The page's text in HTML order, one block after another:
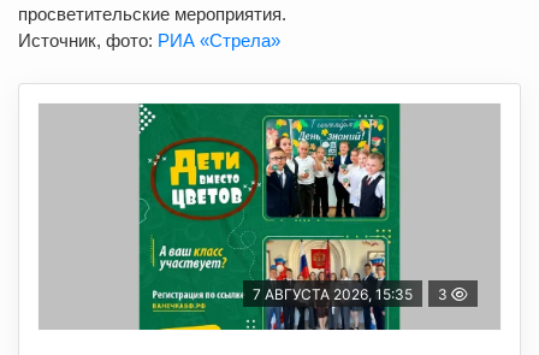
просветительские мероприятия.
Источник, фото: РИА «Стрела»
7 АВГУСТА 2026, 15:35 3